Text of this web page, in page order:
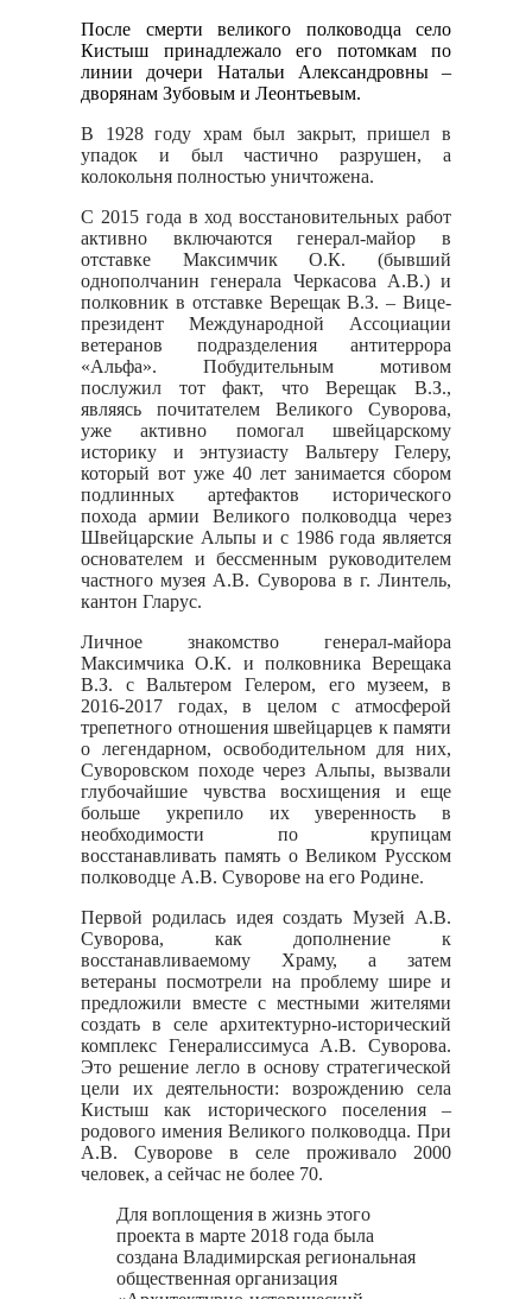
После смерти великого полководца село
Кистыш принадлежало его потомкам по
линии дочери Натальи Александровны –
дворянам Зубовым и Леонтьевым.
В 1928 году храм был закрыт, пришел в
упадок и был частично разрушен, а
колокольня полностью уничтожена.
С 2015 года в ход восстановительных работ
активно включаются генерал-майор в
отставке Максимчик О.К. (бывший
однополчанин генерала Черкасова А.В.) и
полковник в отставке Верещак В.З. – Вице-
президент Международной Ассоциации
ветеранов подразделения антитеррора
«Альфа». Побудительным мотивом
послужил тот факт, что Верещак В.З.,
являясь почитателем Великого Суворова,
уже активно помогал швейцарскому
историку и энтузиасту Вальтеру Гелеру,
который вот уже 40 лет занимается сбором
подлинных артефактов исторического
похода армии Великого полководца через
Швейцарские Альпы и с 1986 года является
основателем и бессменным руководителем
частного музея А.В. Суворова в г. Линтель,
кантон Гларус.
Личное знакомство генерал-майора
Максимчика О.К. и полковника Верещака
В.З. с Вальтером Гелером, его музеем, в
2016-2017 годах,в целом с атмосферой
трепетного отношения швейцарцев к памяти
о легендарном, освободительном для них,
Суворовском походе через Альпы, вызвали
глубочайшие чувства восхищения и еще
больше укрепило их уверенность в
необходимости по крупицам
восстанавливать память о Великом Русском
полководце А.В. Суворове на его Родине.
Первой родилась идея создать Музей А.В.
Суворова, как дополнение к
восстанавливаемому Храму, а затем
ветераны посмотрели на проблему шире и
предложили вместе с местными жителями
создать в селе архитектурно-исторический
комплекс Генералиссимуса А.В. Суворова.
Это решение легло в основу стратегической
цели их деятельности: возрождению села
Кистыш как исторического поселения –
родового имения Великого полководца. При
А.В. Суворове в селе проживало 2000
человек, а сейчас не более 70.
Для воплощения в жизнь этого
проекта в марте 2018 года была
создана Владимирская региональная
общественная организация